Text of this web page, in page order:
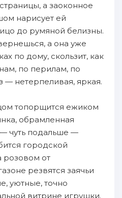
а заоконное
нарисует ей
до румяной белизны.
а она уже
по дому, скользит, как
по перилам, по
— нетерпеливая, яркая.
топорщится ежиком
обрамленная
чуть подальше —
городской
розовом от
резвятся заячьи
уютные, точно
витрине игрушки.